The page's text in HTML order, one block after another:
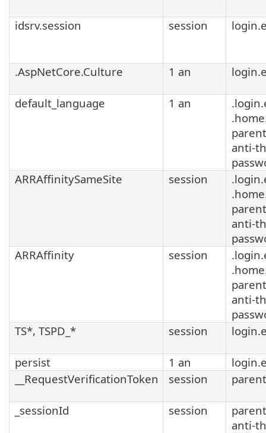
idsrv.session session
.AspNetCore.Culture 1 an
default_language 1 an
anti-
ARRAffinitySameSite
session
anti-
ARRAffinity
session
anti-
TS*, TSPD_*
session
persist 1 an
__RequestVerificationToken
session
_sessionId session
anti-